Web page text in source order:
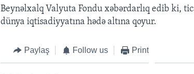
Beynəlxalq Valyuta Fondu xəbərdarlıq edib ki,
dünya iqtisadiyyatına hədə altına qoyur.
Paylaş Follow us Print